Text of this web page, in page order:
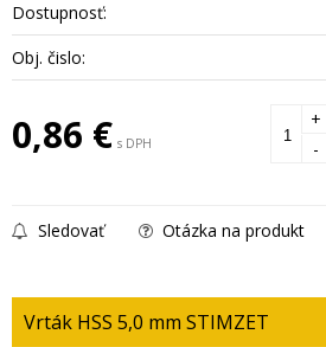
Dostupnosť:
Obj. čislo:
0,86 € s DPH
+
-
Sledovať Otázka na produkt
Vrták HSS 5,0 mm STIMZET